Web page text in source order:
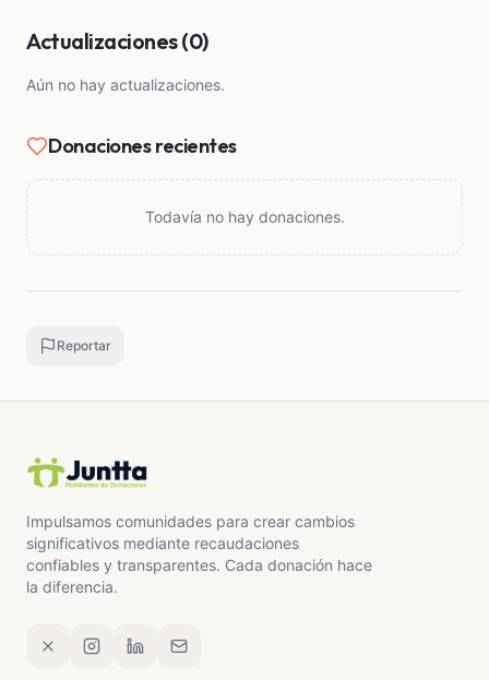
Actualizaciones (0)
Aún no hay actualizaciones.
Donaciones recientes
Todavía no hay donaciones.
Reportar
Impulsamos comunidades para crear cambios
significativos mediante recaudaciones
confiables y transparentes. Cada donación hace
la diferencia.